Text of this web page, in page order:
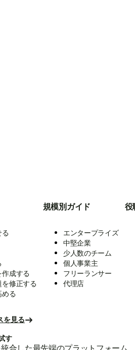
る
作成する
修正する
める
を見る
規模別ガイド
エンタープライズ
中堅企業
少人数のチーム
個人事業主
フリーランサー
代理店
役
す
合した最先端のプラットフォーム